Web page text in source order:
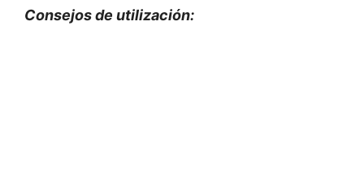
Consejos de utilización: